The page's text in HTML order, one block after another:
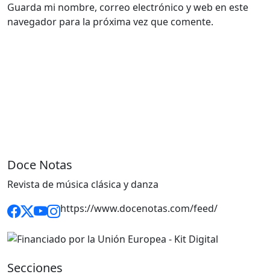
Guarda mi nombre, correo electrónico y web en este
navegador para la próxima vez que comente.
Doce Notas
Revista de música clásica y danza
https://www.docenotas.com/feed/
Secciones